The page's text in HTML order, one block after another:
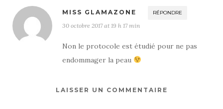
MISS GLAMAZONE RÉPONDRE
30 octobre 2017 at 19 h 17 min
Non le protocole est étudié pour ne pas
endommager la peau
LAISSER UN COMMENTAIRE